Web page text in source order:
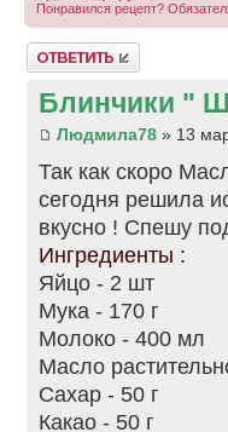
Понравился рецепт?
Ответить
Блинчики "
Людмила78 » 13
Так как скоро
сегодня решила
вкусно ! Спешу
Ингредиенты :
Яйцо - 2 шт
Мука - 170 г
Молоко - 400 мл
Масло
Сахар - 50 г
Какао - 50 г